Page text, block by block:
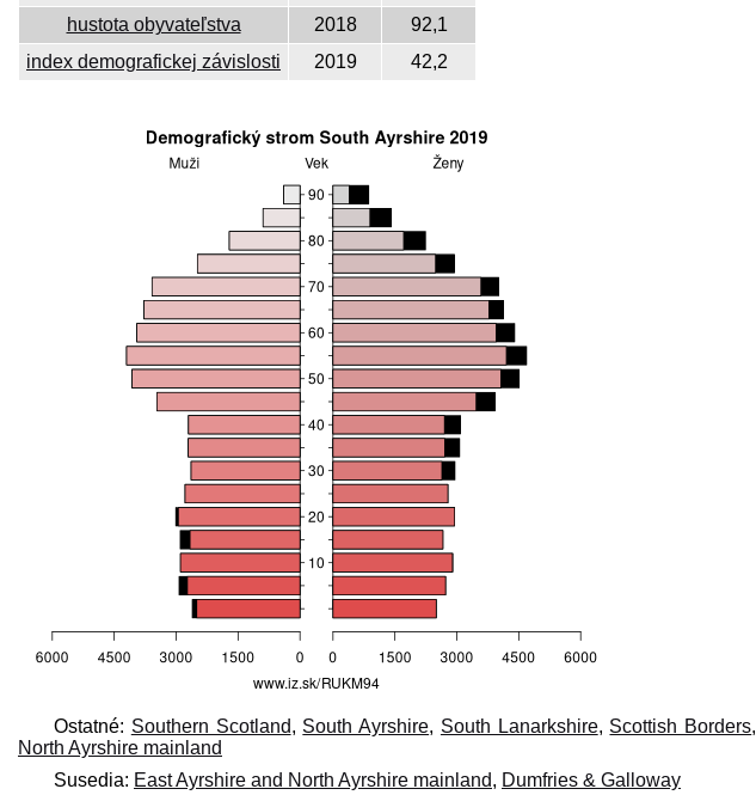
hustota obyvateľstva
2018
92,1
index demografickej závislosti
2019 42,2
Ostatné: Southern Scotland, South Ayrshire, South Lanarkshire, Scottish Borders,
North Ayrshire mainland
Susedia: East Ayrshire and North Ayrshire mainland, Dumfries & Galloway